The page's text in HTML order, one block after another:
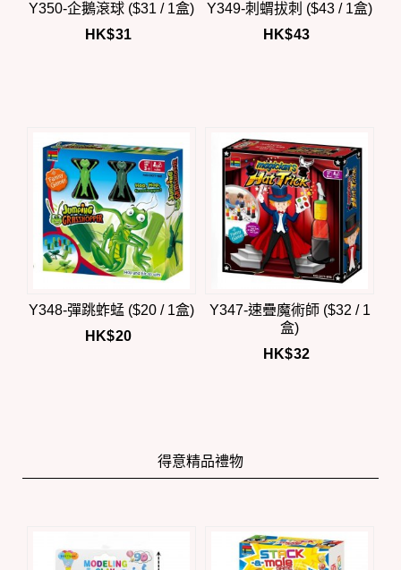
Y350-企鵝滾球 ($31 / 1盒)
HK$31
Y349-刺蝟拔刺 ($43 / 1盒)
HK$43
Y348-彈跳蚱蜢 ($20 / 1盒)
HK$20
Y347-速疊魔術師 ($32 / 1
盒)
HK$32
得意精品禮物